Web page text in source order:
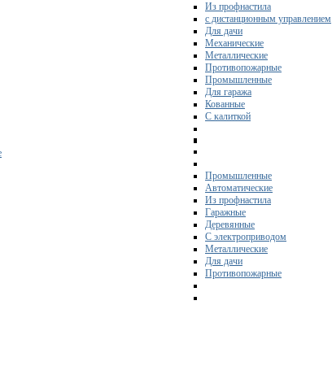
Из профнастила
с дистанционным управлением
Для дачи
Механические
Металлические
Противопожарные
Промышленные
Для гаража
Кованные
С калиткой
Промышленные
Автоматические
Из профнастила
Гаражные
Деревянные
С электроприводом
Металлические
Для дачи
Противопожарные